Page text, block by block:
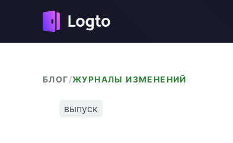
БЛОГ/ЖУРНАЛЫ ИЗМЕНЕНИЙ
выпуск